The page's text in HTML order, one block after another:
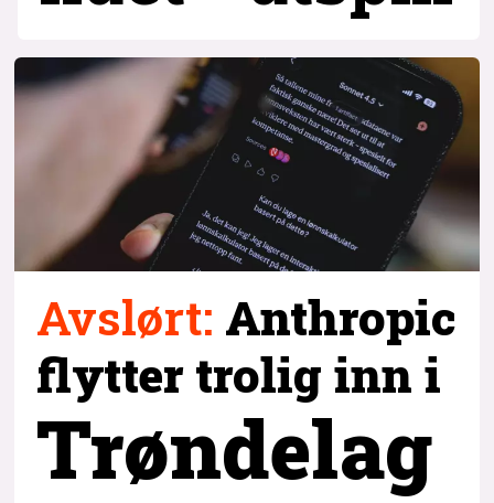
Avslørt: Anthropic
flytter trolig inn i
Trøndelag